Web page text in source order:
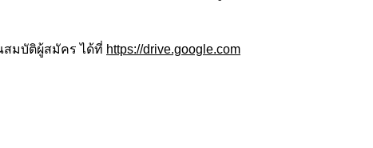
สมบัติผู้สมัคร ได้ที่ https://drive.google.com